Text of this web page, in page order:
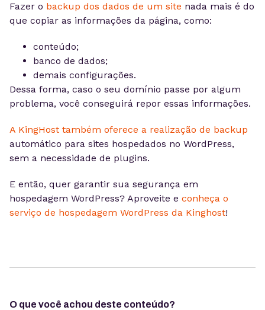
Fazer o backup dos dados de um site nada mais é do
que copiar as informações da página, como:
conteúdo;
banco de dados;
demais configurações.
Dessa forma, caso o seu domínio passe por algum
problema, você conseguirá repor essas informações.
A KingHost também oferece a realização de backup
automático para sites hospedados no WordPress,
sem a necessidade de plugins.
E então, quer garantir sua segurança em
hospedagem WordPress? Aproveite e conheça o
serviço de hospedagem WordPress da Kinghost!
O que você achou deste conteúdo?